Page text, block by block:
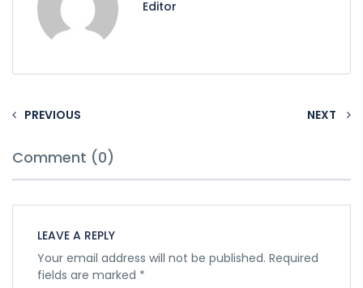
Editor
PREVIOUS NEXT
Comment (0)
LEAVE A REPLY
Your email address will not be published. Required
fields are marked *